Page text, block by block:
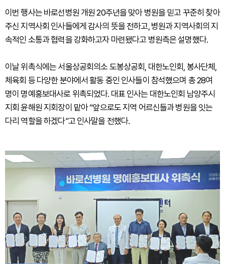
이번 행사는 바로선병원 개원 20주년을 맞아 병원을 믿고 꾸준히 찾아
주신 지역사회 인사들에게 감사의 뜻을 전하고, 병원과 지역사회의 지
속적인 소통과 협력을 강화하고자 마련됐다고 병원측은 설명했다.
이날 위촉식에는 서울상공회의소 도봉상공회, 대한노인회, 봉사단체,
체육회 등 다양한 분야에서 활동 중인 인사들이 참석했으며 총 28여
명이 명예홍보대사로 위촉되었다. 대표 인사는 대한노인회 남양주시
지회 윤해원 지회장이 맡아 “앞으로도 지역 어르신들과 병원을 잇는
다리 역할을 하겠다”고 인사말을 전했다.